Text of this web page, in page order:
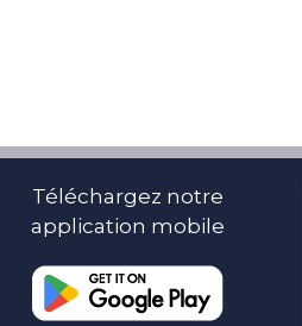
Téléchargez notre
application mobile